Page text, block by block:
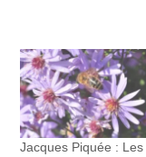
Jacques Piquée : Les